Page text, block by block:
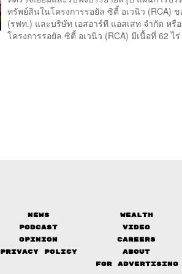
ทรัพย์สินในโครงการรอยัล ซิตี้ อเวนิว (RCA)
(รฟท.) และบริษัท เอสอาร์ที แอสเสท จำกัด ห
โครงการรอยัล ซิตี้ อเวนิว (RCA) มีเนื้อที่ 62 ไ
News Wealth
Podcast
Video
Opinion
Careers
Privacy Policy
About
FOR ADVERTISING